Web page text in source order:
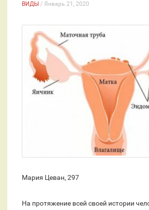
ВИДЫ / Январь 21, 2020
Мария Цеван, 297
На протяжение всей своей истории